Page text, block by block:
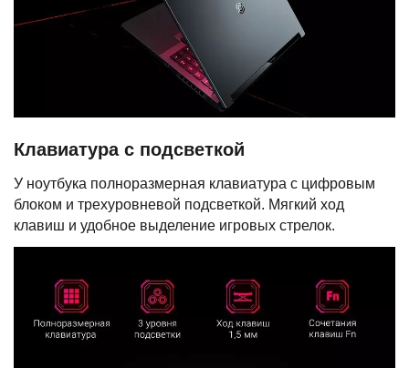
Клавиатура с подсветкой
У ноутбука полноразмерная клавиатура с цифровым
блоком и трехуровневой подсветкой. Мягкий ход
клавиш и удобное выделение игровых стрелок.